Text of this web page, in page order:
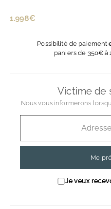
Prix
1.998€
Possibilité de paiement
paniers de 350€ à
Victime de
Nous vous informerons
Me
Je veux